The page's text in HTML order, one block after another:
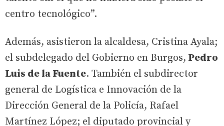
centro tecnológico”.
Además, asistieron la alcaldesa, Cristina Ayala;
el subdelegado del Gobierno en Burgos, Pedro
Luis de la Fuente. También el subdirector
general de Logística e Innovación de la
Dirección General de la Policía, Rafael
Martínez López; el diputado provincial y